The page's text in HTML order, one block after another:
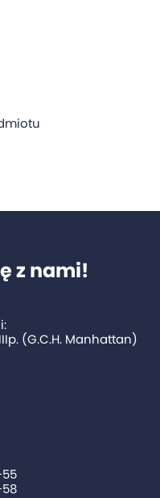
z nami!
(G.C.H. Manhattan)